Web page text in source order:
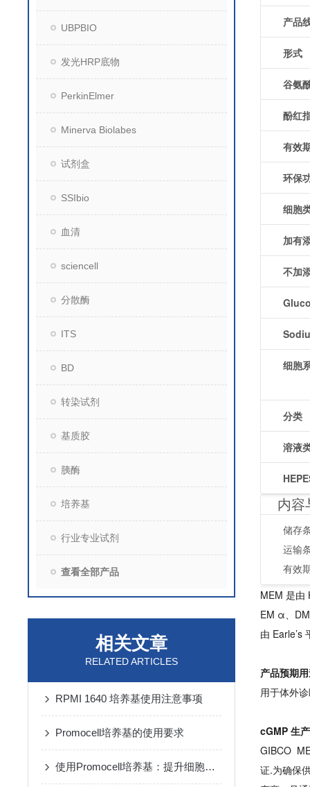
UBPBIO
发光HRP底物
PerkinElmer
Minerva Biolabes
试剂盒
SSIbio
血清
sciencell
分散酶
ITS
BD
转染试剂
基质胶
胰酶
培养基
行业专业试剂
查看全部产品
相关文章
RELATED ARTICLES
RPMI 1640 培养基使用注意事项
Promocell培养基的使用要求
使用Promocell培养基：提升细胞活力的秘诀
产品
形式
谷氨
酚红
有效
环保
细胞
加有
不加
细胞
分类
溶液
内容
储存
运输
有效
MEM 是由
EM α、
由 Earle’s
产品预期
用于体外
cGMP 生
GIBCO
证.为确保